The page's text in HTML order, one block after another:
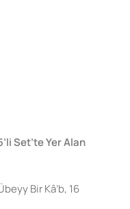
Set’te Yer Alan
Bir Kâ’b, 16